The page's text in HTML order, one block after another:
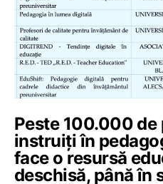
Peste 100.000
instruiți în
face o resursă
deschisă, până în